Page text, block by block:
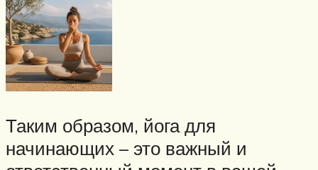
Таким образом, йога для
начинающих – это важный и